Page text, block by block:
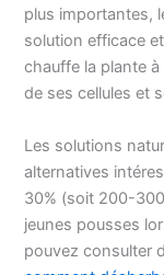
plus importantes,
solution efficace
chauffe la plante
de ses cellules et
Les solutions
alternatives
30% (soit 200-
jeunes pousses
pouvez consulter